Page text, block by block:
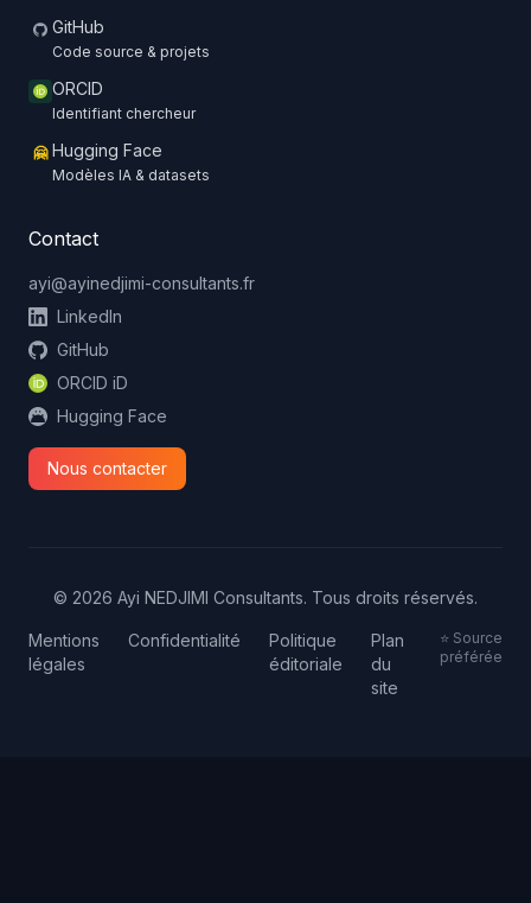
GitHub
Code source & projets
ORCID
Identifiant chercheur
🤗 Hugging Face
Modèles IA & datasets
Contact
ayi@ayinedjimi-consultants.fr
LinkedIn
GitHub
ORCID iD
Hugging Face
Nous contacter
© 2026 Ayi NEDJIMI Consultants. Tous droits réservés.
Mentions
légales
Confidentialité
Politique
éditoriale
Plan
du
site
⭐ Source
préférée